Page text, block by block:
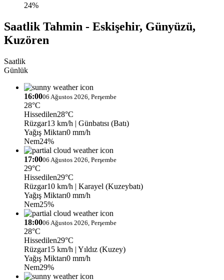
24%
Saatlik Tahmin - Eskişehir, Günyüzü,
Kuzören
Saatlik
Günlük
16:0006 Ağustos 2026, Perşembe
28°C
Hissedilen28°C
Rüzgar13 km/h | Günbatısı (Batı)
Yağış Miktarı0 mm/h
Nem24%
17:0006 Ağustos 2026, Perşembe
29°C
Hissedilen29°C
Rüzgar10 km/h | Karayel (Kuzeybatı)
Yağış Miktarı0 mm/h
Nem25%
18:0006 Ağustos 2026, Perşembe
28°C
Hissedilen29°C
Rüzgar15 km/h | Yıldız (Kuzey)
Yağış Miktarı0 mm/h
Nem29%